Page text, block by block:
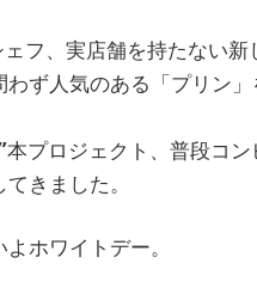
フ、実店舗を持たない
ず人気のある「プリン
本プロジェクト、普段コ
きました。
ホワイトデー。